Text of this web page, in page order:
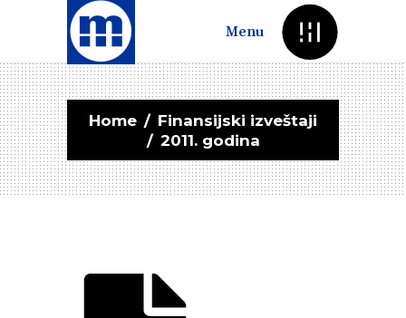
Menu
Home / Finansijski izveštaji
/ 2011. godina